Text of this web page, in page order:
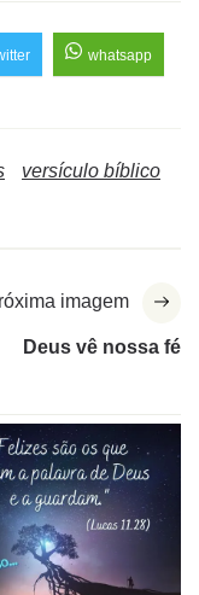
whatsapp
versículo bíblico
imagem
Deus vê nossa fé